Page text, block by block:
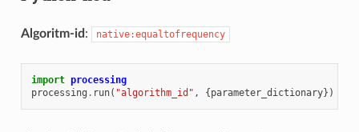
Algoritm-id: native:equaltofrequency
import processing
processing . run( "algorithm_id" , { parameter_dictionary})